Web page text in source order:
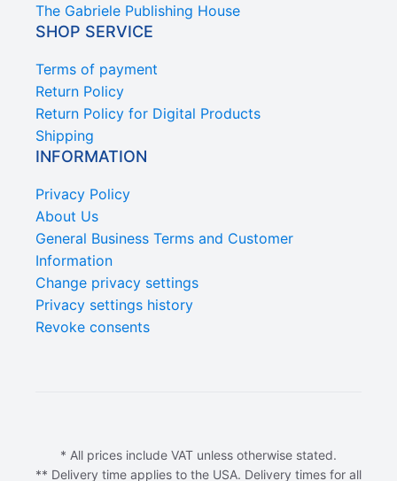
The Gabriele Publishing House
SHOP SERVICE
Terms of payment
Return Policy
Return Policy for Digital Products
Shipping
INFORMATION
Privacy Policy
About Us
General Business Terms and Customer
Information
Change privacy settings
Privacy settings history
Revoke consents
* All prices include VAT unless otherwise stated.
** Delivery time applies to the USA. Delivery times for all